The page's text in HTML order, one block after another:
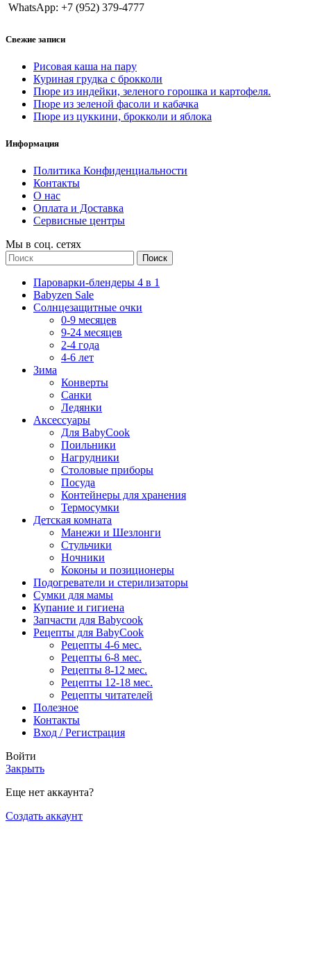
WhatsApp: +7 (952) 379-4777
Свежие записи
Рисовая каша на пару
Куриная грудка с брокколи
Пюре из индейки, зеленого горошка и картофеля.
Пюре из зеленой фасоли и кабачка
Пюре из цуккини, брокколи и яблока
Информация
Политика Конфиденциальности
Контакты
О нас
Оплата и Доставка
Сервисные центры
Мы в соц. сетях
Поиск
Пароварки-блендеры 4 в 1
Babyzen Sale
Солнцезащитные очки
0-9 месяцев
9-24 месяцев
2-4 года
4-6 лет
Зима
Конверты
Санки
Ледянки
Аксессуары
Для BabyCook
Поильники
Нагрудники
Столовые приборы
Посуда
Контейнеры для хранения
Термосумки
Детская комната
Манежи и Шезлонги
Стульчики
Ночники
Коконы и позиционеры
Подогреватели и стерилизаторы
Сумки для мамы
Купание и гигиена
Запчасти для Babycook
Рецепты для BabyCook
Рецепты 4-6 мес.
Рецепты 6-8 мес.
Рецепты 8-12 мес.
Рецепты 12-18 мес.
Рецепты читателей
Полезное
Контакты
Вход / Регистрация
Войти
Закрыть
Еще нет аккаунта?
Создать аккаунт